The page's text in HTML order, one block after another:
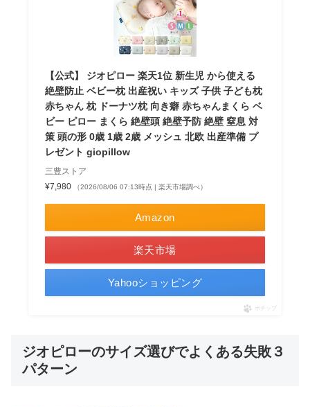
【公式】 ジオピロー 楽天1位 新生児 から使える
絶壁防止 ベビー枕 出産祝い キッズ 子供 子ども枕
赤ちゃん 枕 ドーナツ枕 向き癖 赤ちゃんまくら ベ
ビー ピロー まくら 絶壁頭 絶壁予防 絶壁 窒息 対
策 頭の形 0歳 1歳 2歳 メッシュ 北欧 出産準備 プ
レゼント giopillow
三豊ストア
¥7,980
（2026/08/06 07:13時点 | 楽天市場調べ）
Amazon
楽天市場
Yahooショッピング
ポチップ
ジオピローのサイズ選びでよくある失敗３
パターン